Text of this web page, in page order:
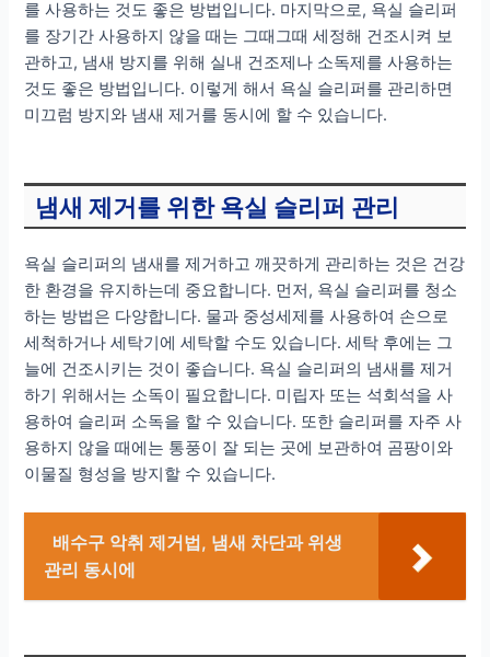
를 사용하는 것도 좋은 방법입니다. 마지막으로, 욕실 슬리퍼
를 장기간 사용하지 않을 때는 그때그때 세정해 건조시켜 보
관하고, 냄새 방지를 위해 실내 건조제나 소독제를 사용하는
것도 좋은 방법입니다. 이렇게 해서 욕실 슬리퍼를 관리하면
미끄럼 방지와 냄새 제거를 동시에 할 수 있습니다.
냄새 제거를 위한 욕실 슬리퍼 관리
욕실 슬리퍼의 냄새를 제거하고 깨끗하게 관리하는 것은 건강
한 환경을 유지하는데 중요합니다. 먼저, 욕실 슬리퍼를 청소
하는 방법은 다양합니다. 물과 중성세제를 사용하여 손으로
세척하거나 세탁기에 세탁할 수도 있습니다. 세탁 후에는 그
늘에 건조시키는 것이 좋습니다. 욕실 슬리퍼의 냄새를 제거
하기 위해서는 소독이 필요합니다. 미립자 또는 석회석을 사
용하여 슬리퍼 소독을 할 수 있습니다. 또한 슬리퍼를 자주 사
용하지 않을 때에는 통풍이 잘 되는 곳에 보관하여 곰팡이와
이물질 형성을 방지할 수 있습니다.
배수구 악취 제거법, 냄새 차단과 위생
관리 동시에